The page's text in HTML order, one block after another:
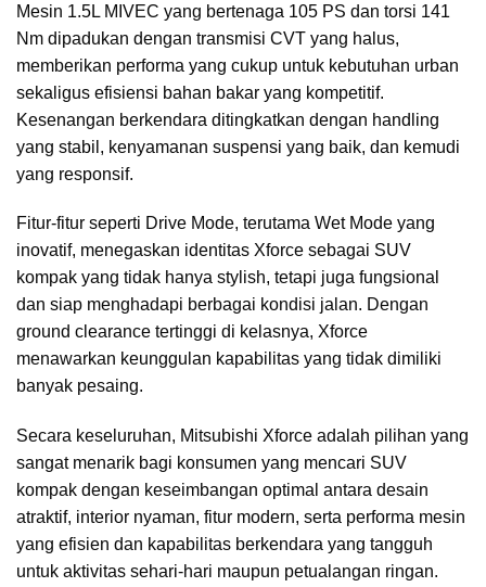
Mesin 1.5L MIVEC yang bertenaga 105 PS dan torsi 141
Nm dipadukan dengan transmisi CVT yang halus,
memberikan performa yang cukup untuk kebutuhan urban
sekaligus efisiensi bahan bakar yang kompetitif.
Kesenangan berkendara ditingkatkan dengan handling
yang stabil, kenyamanan suspensi yang baik, dan kemudi
yang responsif.
Fitur-fitur seperti Drive Mode, terutama Wet Mode yang
inovatif, menegaskan identitas Xforce sebagai SUV
kompak yang tidak hanya stylish, tetapi juga fungsional
dan siap menghadapi berbagai kondisi jalan. Dengan
ground clearance tertinggi di kelasnya, Xforce
menawarkan keunggulan kapabilitas yang tidak dimiliki
banyak pesaing.
Secara keseluruhan, Mitsubishi Xforce adalah pilihan yang
sangat menarik bagi konsumen yang mencari SUV
kompak dengan keseimbangan optimal antara desain
atraktif, interior nyaman, fitur modern, serta performa mesin
yang efisien dan kapabilitas berkendara yang tangguh
untuk aktivitas sehari-hari maupun petualangan ringan.